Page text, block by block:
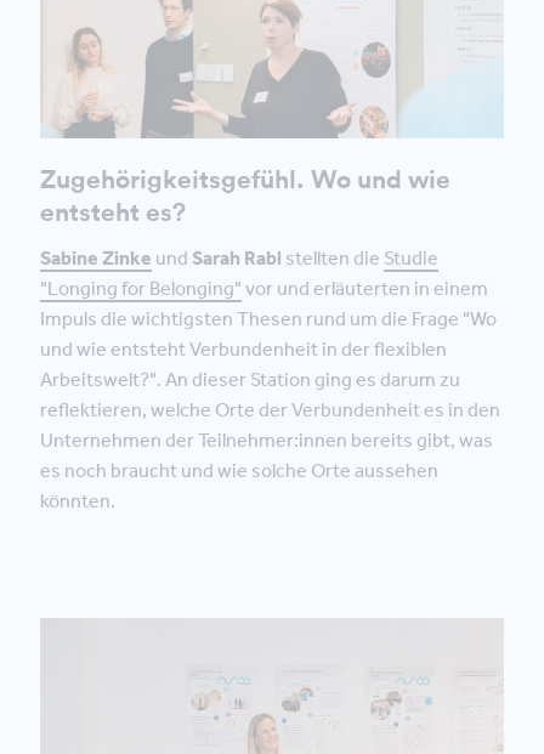
Zugehörigkeitsgefühl. Wo und wie
entsteht es?
Sabine Zinke und Sarah Rabl stellten die Studie
"Longing for Belonging" vor und erläuterten in einem
Impuls die wichtigsten Thesen rund um die Frage "Wo
und wie entsteht Verbundenheit in der flexiblen
Arbeitswelt?". An dieser Station ging es darum zu
reflektieren, welche Orte der Verbundenheit es in den
Unternehmen der Teilnehmer:innen bereits gibt, was
es noch braucht und wie solche Orte aussehen
könnten.